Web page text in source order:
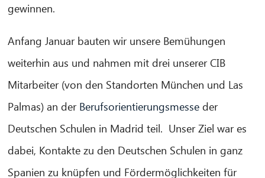
gewinnen.
Anfang Januar bauten wir unsere Bemühungen
weiterhin aus und nahmen mit drei unserer CIB
Mitarbeiter (von den Standorten München und Las
Palmas) an der Berufsorientierungsmesseder
Deutschen Schulen in Madrid teil. Unser Ziel war es
dabei, Kontakte zu den Deutschen Schulen in ganz
Spanien zu knüpfen und Fördermöglichkeiten für